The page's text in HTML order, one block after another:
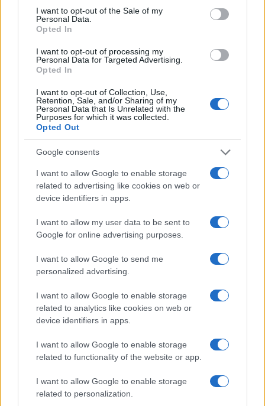
consent section.
I want to opt-out of the Sale of my
Personal Data.
Opted In
I want to opt-out of processing my
Personal Data for Targeted Advertising.
Opted In
I want to opt-out of Collection, Use,
Retention, Sale, and/or Sharing of my
Personal Data that Is Unrelated with the
Purposes for which it was collected.
Opted Out
Google consents
I want to allow Google to enable storage
related to advertising like cookies on web or
device identifiers in apps.
I want to allow my user data to be sent to
Google for online advertising purposes.
I want to allow Google to send me
personalized advertising.
I want to allow Google to enable storage
related to analytics like cookies on web or
device identifiers in apps.
I want to allow Google to enable storage
related to functionality of the website or app.
I want to allow Google to enable storage
related to personalization.
Vuoi rimuovere le pubblicità nazionali?
cliccandoqui
Sei già abbonato?
sezioneLogindal menù del sito o
cliccandoqui
TEMI: Caterina Sotgia
Felicia Cigorescu
Olbia Città Gentile
Settimo Nizzi Simonetta Lai